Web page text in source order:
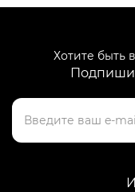
Хотите быть